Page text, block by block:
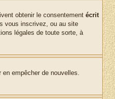
obtenir le consentement écrit
vous inscrivez, ou au site
légales de toute sorte, à
en empêcher de nouvelles.